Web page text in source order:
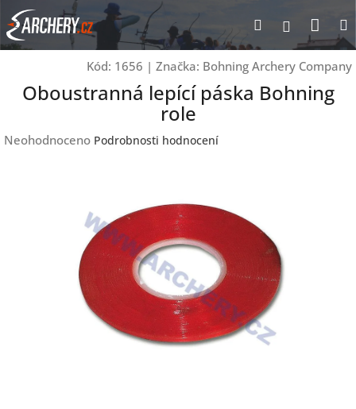
Přejít
na
obsah
Hledat
Kód: 1656 | Značka: Bohning Archery Company
Oboustranná lepící páska Bohning
role
Průměrné
Neohodnoceno Podrobnosti hodnocení